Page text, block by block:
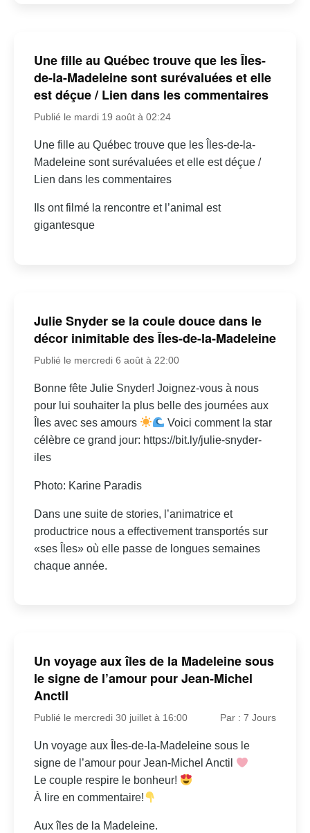
Une fille au Québec trouve que les Îles-
de-la-Madeleine sont surévaluées et elle
est déçue / Lien dans les commentaires
Publié le mardi 19 août à 02:24
Une fille au Québec trouve que les Îles-de-la-
Madeleine sont surévaluées et elle est déçue /
Lien dans les commentaires
Ils ont filmé la rencontre et l’animal est
gigantesque
Julie Snyder se la coule douce dans le
décor inimitable des Îles-de-la-Madeleine
Publié le mercredi 6 août à 22:00
Bonne fête Julie Snyder! Joignez-vous à nous
pour lui souhaiter la plus belle des journées aux
Îles avec ses amours
Voici comment la star
célèbre ce grand jour: https://bit.ly/julie-snyder-
iles
Photo: Karine Paradis
Dans une suite de stories, l’animatrice et
productrice nous a effectivement transportés sur
«ses Îles» où elle passe de longues semaines
chaque année.
Un voyage aux îles de la Madeleine sous
le signe de l’amour pour Jean-Michel
Anctil
Publié le mercredi 30 juillet à 16:00 Par : 7 Jours
Un voyage aux Îles-de-la-Madeleine sous le
signe de l’amour pour Jean-Michel Anctil
Le couple respire le bonheur!
À lire en commentaire!
Aux îles de la Madeleine.